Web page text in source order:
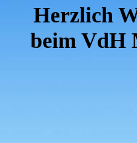
Herzlich
beim VdH